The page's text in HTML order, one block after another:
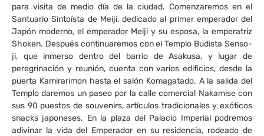
para visita de medio día de la ciudad. Comenzaremos en el
Santuario Sintoísta de Meiji, dedicado al primer emperador del
Japón moderno, el emperador Meiji y su esposa, la emperatriz
Shoken. Después continuaremos con el Templo Budista Senso-
ji, que inmerso dentro del barrio de Asakusa, y lugar de
peregrinación y reunión, cuenta con varios edificios, desde la
puerta Kamirarimon hasta el salón Komagatado. A la salida del
Templo daremos un paseo por la calle comercial Nakamise con
sus 90 puestos de souvenirs, artículos tradicionales y exóticos
snacks japoneses. En la plaza del Palacio Imperial podremos
adivinar la vida del Emperador en su residencia, rodeado de